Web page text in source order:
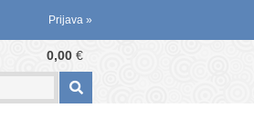
Prijava »
0,00 €